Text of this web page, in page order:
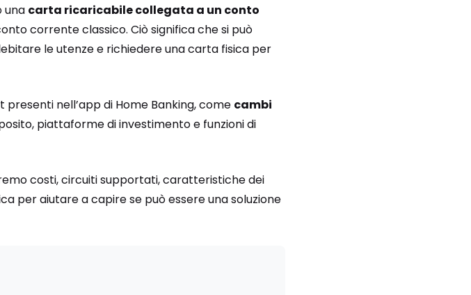
una carta ricaricabile collegata a un conto
corrente classico. Ciò significa che si può
le utenze e richiedere una carta fisica per
nell’app di Home Banking, come cambi
piattaforme di investimento e funzioni di
costi, circuiti supportati, caratteristiche dei
per aiutare a capire se può essere una soluzione